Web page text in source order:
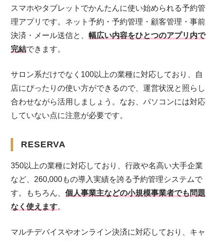
スマホやタブレットでかんたんに使い始められる予約管
理アプリです。ネット予約・予約管理・顧客管理・事前
決済・メール送信と、幅広い内容をひとつのアプリ内で
完結できます。
サロン系だけでなく100以上の業種に対応しており、自
店にぴったりの使い方ができるので、運営状況と照らし
合わせながら活用しましょう。なお、パソコンには対応
していない点に注意が必要です。
RESERVA
350以上の業種に対応しており、行政や名高い大手企業
など、260,000もの導入実績を誇る予約管理システムで
す。もちろん、個人事業主などの小規模事業者でも問題
なく使えます。
マルチデバイスやオンライン決済に対応しており、キャ